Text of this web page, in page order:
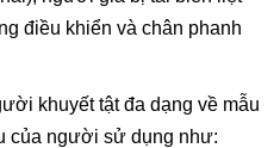
điều khiển và chân phanh
khuyết tật đa dạng về mẫu
của người sử dụng như: